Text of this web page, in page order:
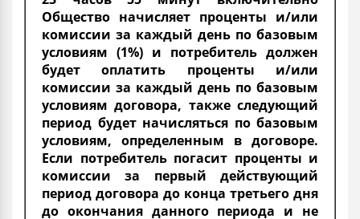
Общество начисляет проценты и/или
комиссии за каждый день по базовым
условиям (1%) и потребитель должен
будет оплатить проценты и/или
комиссии за каждый день по базовым
условиям договора, также следующий
период будет начисляться по базовым
условиям, определенным в договоре.
Если потребитель погасит проценты и
комиссии за первый действующий
период договора до конца третьего дня
до окончания данного периода и не